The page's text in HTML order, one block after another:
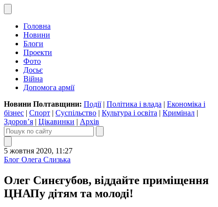
Головна
Новини
Блоги
Проекти
Фото
Досьє
Війна
Допомога армії
Новини Полтавщини: Події| Політика і влада | Економіка і
бізнес | Спорт | Суспільство | Культура і освіта | Кримінал |
Здоров’я | Цікавинки | Архів
5 жовтня 2020, 11:27
Блог Олега Слизька
Олег Синєгубов, віддайте приміщення
ЦНАПу дітям та молоді!